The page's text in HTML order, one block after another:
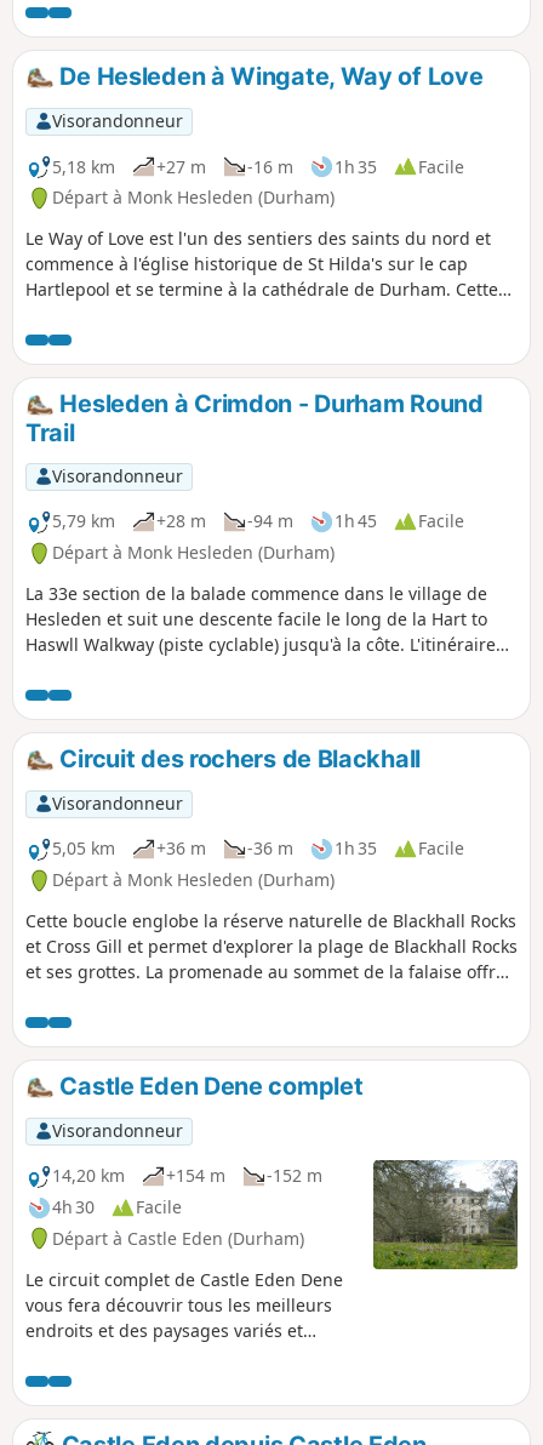
de nouveaux lotissements en suivant toujours l'ancienne
voie ferrée jusqu'à South Hetton. Un itinéraire alternatif,
plus pittoresque, est possible via Dalton-le-Dale.
De Hesleden à Wingate, Way of Love
Visorandonneur
5,18 km
+27 m -16 m 1h 35
Facile
Départ à Monk Hesleden (Durham)
Le Way of Love est l'un des sentiers des saints du nord et
commence à l'église historique de St Hilda's sur le cap
Hartlepool et se termine à la cathédrale de Durham. Cette
villages de l'est de Durham, reliant l'église St Mary's à
Hesleden à All Saint's à Wingate.
Hesleden à Crimdon - Durham Round
Trail
Visorandonneur
5,79 km
+28 m -94 m 1h 45
Facile
Départ à Monk Hesleden (Durham)
La 33e section de la balade commence dans le village de
Hesleden et suit une descente facile le long de la Hart to
Haswll Walkway (piste cyclable) jusqu'à la côte. L'itinéraire
temps nécessaire pour explorer les dunes de Crimdon ou
Crimdon Dene.
Circuit des rochers de Blackhall
Visorandonneur
5,05 km
+36 m -36 m 1h 35
Facile
Départ à Monk Hesleden (Durham)
Cette boucle englobe la réserve naturelle de Blackhall Rocks
et Cross Gill et permet d'explorer la plage de Blackhall Rocks
et ses grottes. La promenade au sommet de la falaise offre
Castle Eden Dene complet
Visorandonneur
14,20 km
+154 m
-152 m
4h 30
Facile
Départ à Castle Eden (Durham)
Le circuit complet de Castle Eden Dene
vous fera découvrir tous les meilleurs
endroits et des paysages variés et
campagne ouverte, bois anciens, côte
nord-est, vallon calcaire magnésien avec
ses affleurements rocheux, une rivière